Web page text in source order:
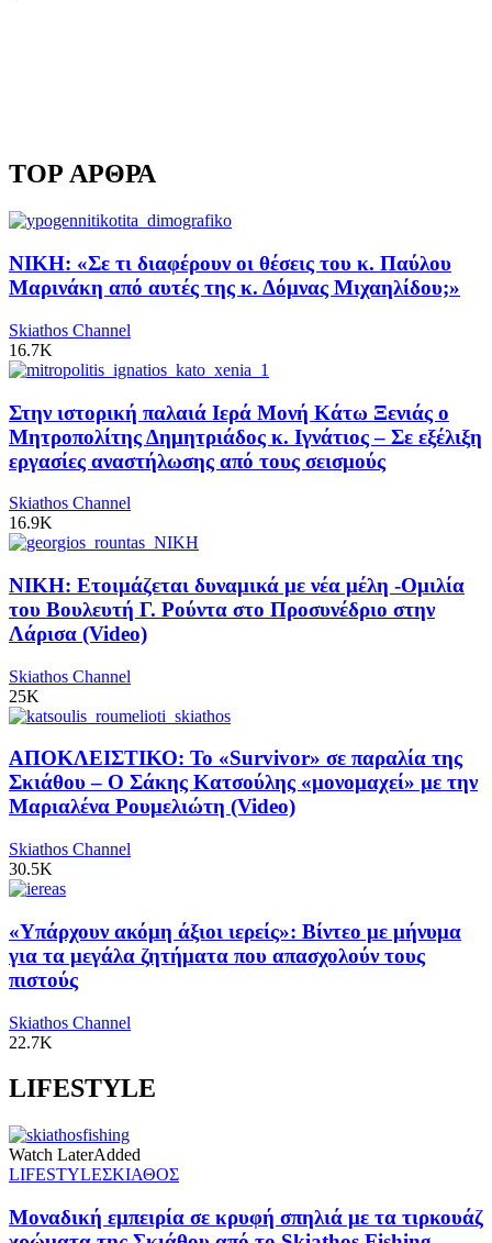
TOP ΑΡΘΡΑ
ΝΙΚΗ: «Σε τι διαφέρουν οι θέσεις του κ. Παύλου
Μαρινάκη από αυτές της κ. Δόμνας Μιχαηλίδου;»
Skiathos Channel
16.7K
Στην ιστορική παλαιά Ιερά Μονή Κάτω Ξενιάς ο
Μητροπολίτης Δημητριάδος κ. Ιγνάτιος – Σε εξέλιξη
εργασίες αναστήλωσης από τους σεισμούς
Skiathos Channel
16.9K
ΝΙΚΗ: Ετοιμάζεται δυναμικά με νέα μέλη -Ομιλία
του Βουλευτή Γ. Ρούντα στο Προσυνέδριο στην
Λάρισα (Video)
Skiathos Channel
25K
ΑΠΟΚΛΕΙΣΤΙΚΟ: Το «Survivor» σε παραλία της
Σκιάθου – Ο Σάκης Κατσούλης «μονομαχεί» με την
Μαριαλένα Ρουμελιώτη (Video)
Skiathos Channel
30.5K
«Υπάρχουν ακόμη άξιοι ιερείς»: Βίντεο με μήνυμα
για τα μεγάλα ζητήματα που απασχολούν τους
πιστούς
Skiathos Channel
22.7K
LIFESTYLE
Watch LaterAdded
LIFESTYLEΣΚΙΑΘΟΣ
Μοναδική εμπειρία σε κρυφή σπηλιά με τα τιρκουάζ